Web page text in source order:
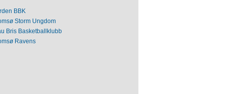
BBK
Storm Ungdom
Bris Basketballklubb
Ravens